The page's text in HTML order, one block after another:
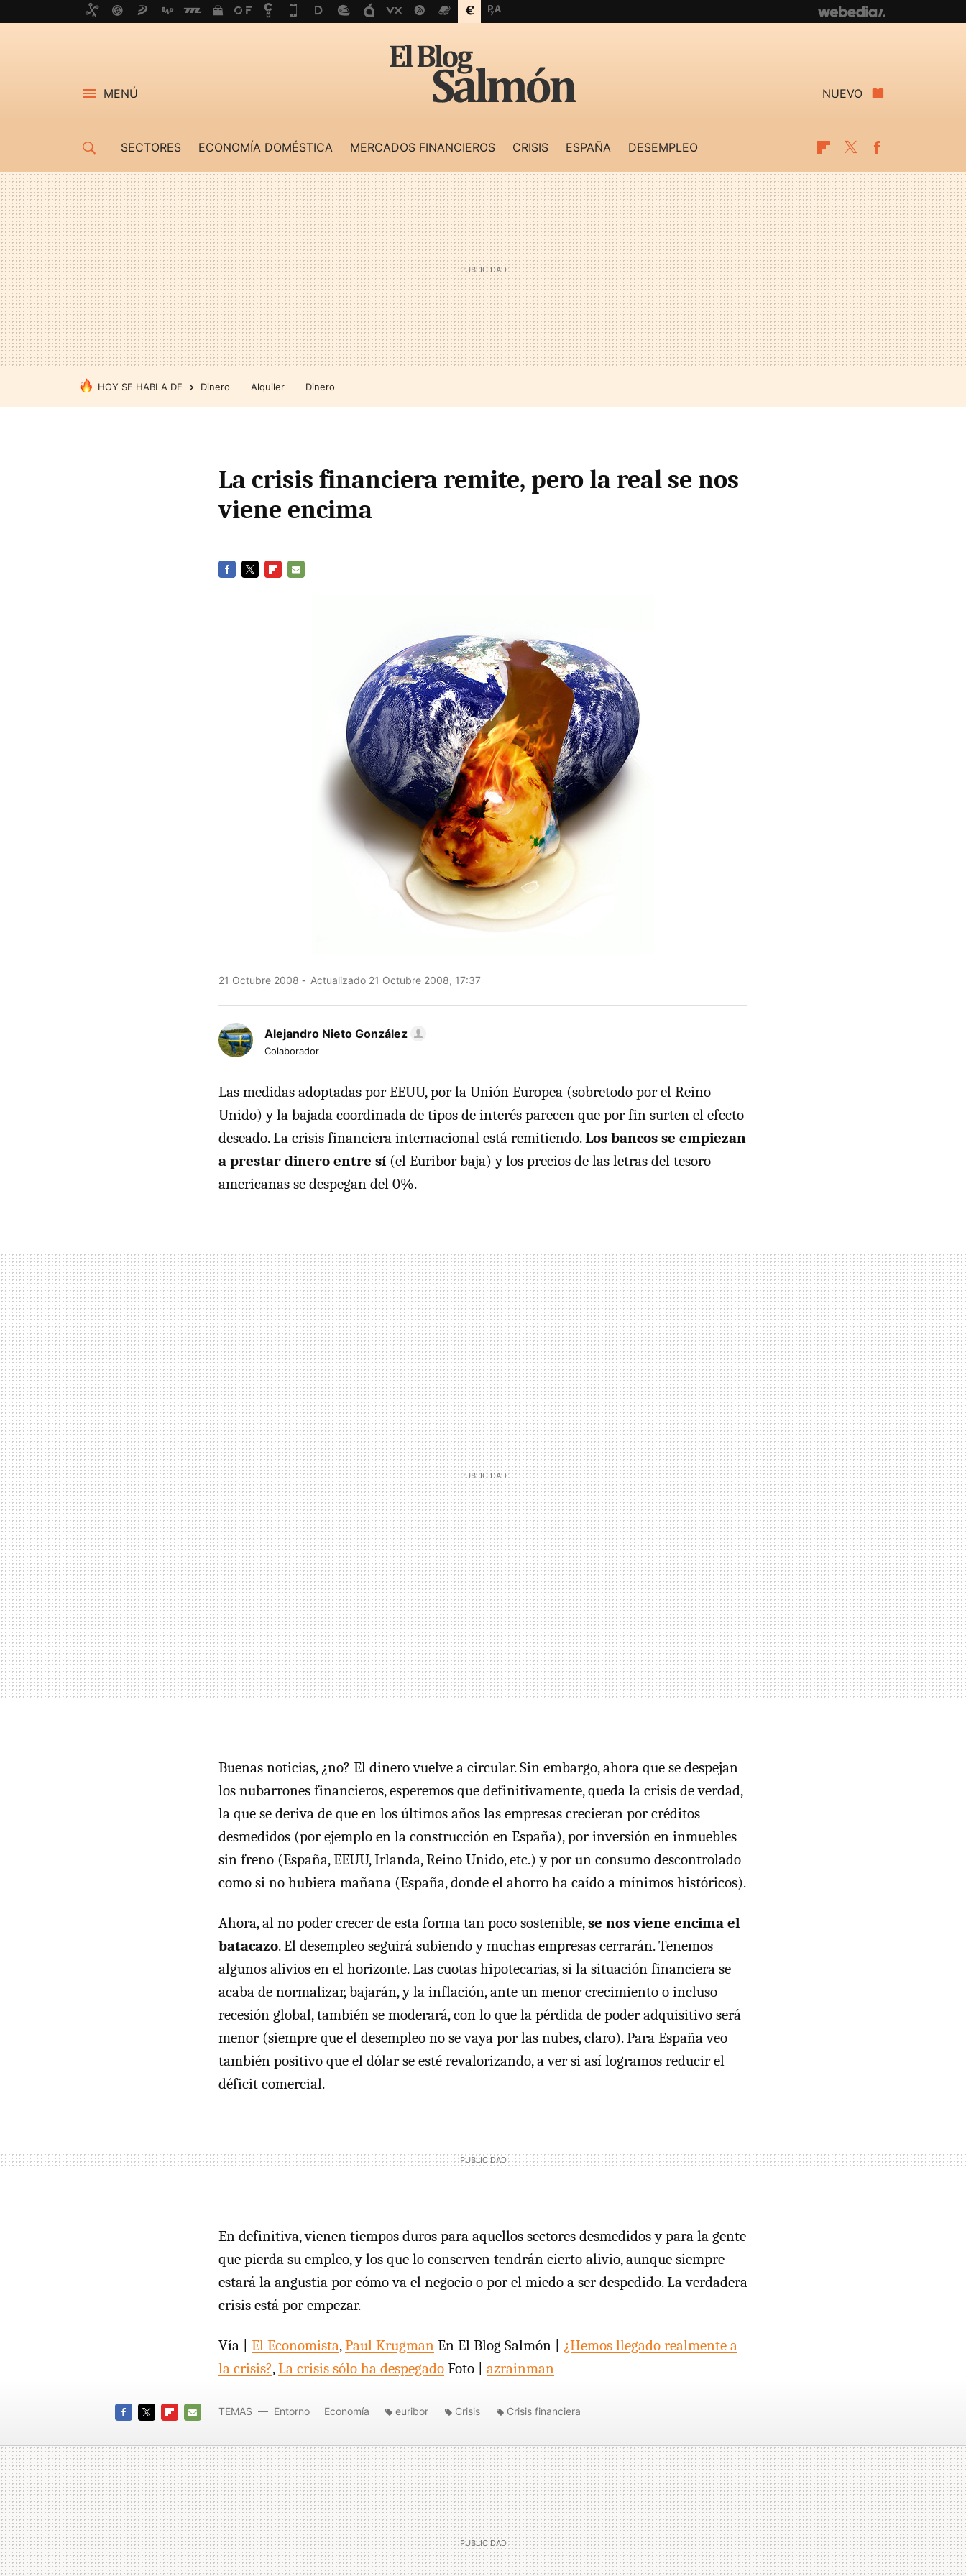
MENÚ NUEVO
SECTORES ECONOMÍA DOMÉSTICA MERCADOS FINANCIEROS CRISIS ESPAÑA DESEMPLEO Flipboard
Twitter
HOY SE HABLA DE Dinero Alquiler Dinero
La crisis financiera remite, pero la real se nos
viene encima
21 Octubre 2008 Actualizado 21 Octubre 2008, 17:37
Alejandro Nieto González
Colaborador
Las medidas adoptadas por EEUU, por la Unión Europea (sobretodo por el Reino
Unido) y la bajada coordinada de tipos de interés parecen que por fin surten el efecto
deseado. La crisis financiera internacional está remitiendo.Los bancos se empiezan
a prestar dinero entre sí(el Euribor baja) y los precios de las letras del tesoro
americanas se despegan del 0%.
Buenas noticias, ¿no? El dinero vuelve a circular. Sin embargo, ahora que se despejan
los nubarrones financieros, esperemos que definitivamente, queda la crisis de verdad,
la que se deriva de que en los últimos años las empresas crecieran por créditos
desmedidos (por ejemplo en la construcción en España), por inversión en inmuebles
sin freno (España, EEUU, Irlanda, Reino Unido, etc.) y por un consumo descontrolado
como si no hubiera mañana (España, donde el ahorro ha caído a mínimos históricos).
Ahora, al no poder crecer de esta forma tan poco sostenible,se nos viene encima el
batacazo. El desempleo seguirá subiendo y muchas empresas cerrarán. Tenemos
algunos alivios en el horizonte. Las cuotas hipotecarias, si la situación financiera se
acaba de normalizar, bajarán, y la inflación, ante un menor crecimiento o incluso
recesión global, también se moderará, con lo que la pérdida de poder adquisitivo será
menor (siempre que el desempleo no se vaya por las nubes, claro). Para España veo
también positivo que el dólar se esté revalorizando, a ver si así logramos reducir el
déficit comercial.
En definitiva, vienen tiempos duros para aquellos sectores desmedidos y para la gente
que pierda su empleo, y los que lo conserven tendrán cierto alivio, aunque siempre
estará la angustia por cómo va el negocio o por el miedo a ser despedido. La verdadera
crisis está por empezar.
Vía | El Economista,Paul Krugman En El Blog Salmón | ¿Hemos llegado realmente a
la crisis?,La crisis sólo ha despegado Foto | azrainman
MAIL
TEMAS Entorno Economía euribor Crisis Crisis financiera